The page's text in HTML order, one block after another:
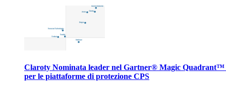
Claroty Nominata leader nel Gartner® Magic Quadrant™
per le piattaforme di protezione CPS